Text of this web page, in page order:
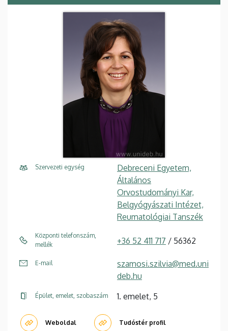
Szervezeti egység
Debreceni Egyetem,
Általános
Orvostudományi Kar,
Belgyógyászati Intézet,
Reumatológiai Tanszék
Központi telefonszám,
mellék
+36 52 411 717 / 56362
E-mail
szamosi.szilvia@med.uni
deb.hu
Épület, emelet, szobaszám 1. emelet, 5
Weboldal Tudóstér profil